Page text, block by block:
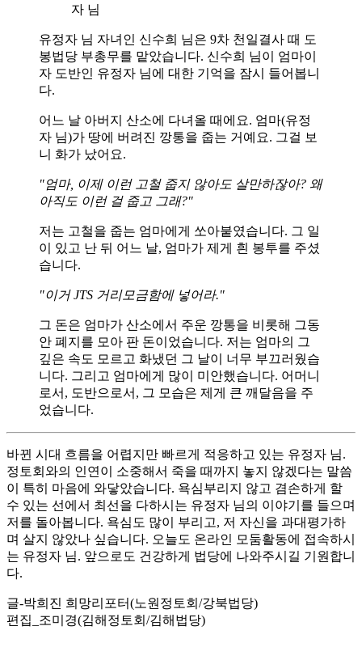
자 님
유정자 님 자녀인 신수희 님은 9차 천일결사 때 도
봉법당 부총무를 맡았습니다. 신수희 님이 엄마이
자 도반인 유정자 님에 대한 기억을 잠시 들어봅니
다.
어느 날 아버지 산소에 다녀올 때에요. 엄마(유정
자 님)가 땅에 버려진 깡통을 줍는 거예요. 그걸 보
니 화가 났어요.
"엄마, 이제 이런 고철 줍지 않아도 살만하잖아? 왜
아직도 이런 걸 줍고 그래?"
저는 고철을 줍는 엄마에게 쏘아붙였습니다. 그 일
이 있고 난 뒤 어느 날, 엄마가 제게 흰 봉투를 주셨
습니다.
"이거 JTS 거리모금함에 넣어라."
그 돈은 엄마가 산소에서 주운 깡통을 비롯해 그동
안 폐지를 모아 판 돈이었습니다. 저는 엄마의 그
깊은 속도 모르고 화냈던 그 날이 너무 부끄러웠습
니다. 그리고 엄마에게 많이 미안했습니다. 어머니
로서, 도반으로서, 그 모습은 제게 큰 깨달음을 주
었습니다.
바뀐 시대 흐름을 어렵지만 빠르게 적응하고 있는 유정자 님.
정토회와의 인연이 소중해서 죽을 때까지 놓지 않겠다는 말씀
이 특히 마음에 와닿았습니다. 욕심부리지 않고 겸손하게 할
수 있는 선에서 최선을 다하시는 유정자 님의 이야기를 들으며
저를 돌아봅니다. 욕심도 많이 부리고, 저 자신을 과대평가하
며 살지 않았나 싶습니다. 오늘도 온라인 모둠활동에 접속하시
는 유정자 님. 앞으로도 건강하게 법당에 나와주시길 기원합니
다.
글-박희진 희망리포터(노원정토회/강북법당)
편집_조미경(김해정토회/김해법당)